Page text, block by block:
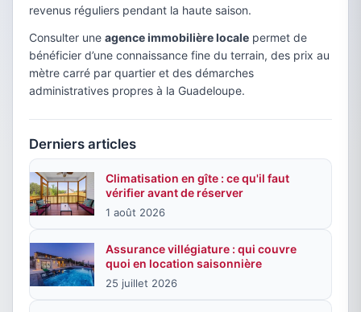
revenus réguliers pendant la haute saison.
Consulter une agence immobilière locale permet de
bénéficier d’une connaissance fine du terrain, des prix au
mètre carré par quartier et des démarches
administratives propres à la Guadeloupe.
Derniers articles
Climatisation en gîte : ce qu'il faut
vérifier avant de réserver
1 août 2026
Assurance villégiature : qui couvre
quoi en location saisonnière
25 juillet 2026